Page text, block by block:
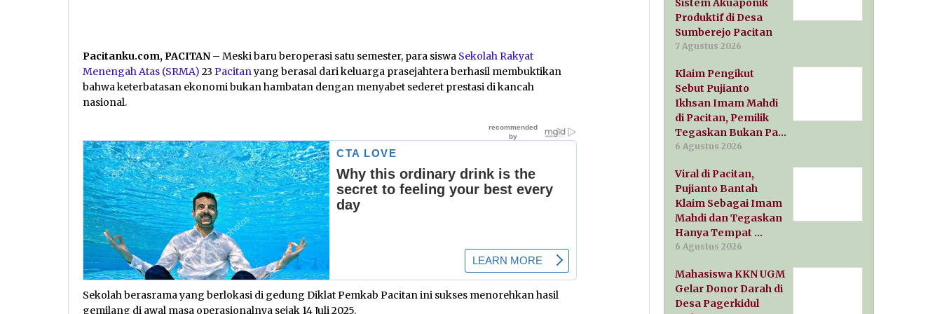
Pacitanku.com, PACITAN – Meski baru beroperasi satu semester, para siswa Sekolah Rakyat
Menengah Atas (SRMA) 23 Pacitanyang berasal dari keluarga prasejahtera berhasil membuktikan
bahwa keterbatasan ekonomi bukan hambatan dengan menyabet sederet prestasi di kancah
nasional.
Sekolah berasrama yang berlokasi di gedung Diklat Pemkab Pacitan ini sukses menorehkan hasil
gemilang di awal masa operasionalnya sejak 14 Juli 2025.
Sistem Akuaponik
Produktif di Desa
Sumberejo Pacitan
7 Agustus 2026
Klaim Pengikut
Sebut Pujianto
Ikhsan Imam Mahdi
di Pacitan, Pemilik
Tegaskan Bukan Pa…
6 Agustus 2026
Viral di Pacitan,
Pujianto Bantah
Klaim Sebagai Imam
Mahdi dan Tegaskan
Hanya Tempat …
6 Agustus 2026
Mahasiswa KKN UGM
Gelar Donor Darah di
Desa Pagerkidul